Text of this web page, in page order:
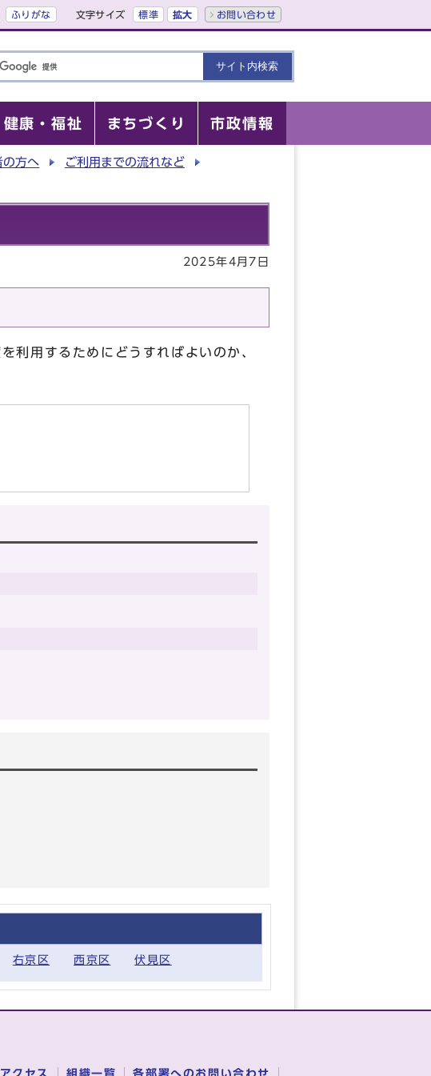
ふりがな 文字サイズ 標準 拡大 お問い合わせ
健康・福祉 まちづくり 市政情報
の方へ
ご利用までの流れなど
2025年4月7日
利用するためにどうすればよいのか、
右京区 西京区 伏見区
クセス 組織一覧 各部署へのお問い合わせ